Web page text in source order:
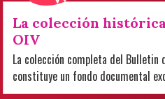
La colección
OIV
La colección completa del Bulletin
constituye un fondo documental